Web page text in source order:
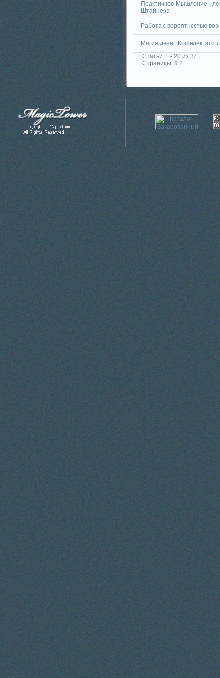
Практичное Мышление -
Штайнера
Работа с вероятностью
Магия денег. Кошелек, это
Статьи: 1 - 20 из 37
Страницы: 1 2